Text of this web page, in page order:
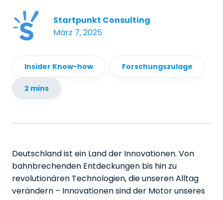
Startpunkt Consulting
März 7, 2025
Insider Know-how Forschungszulage
2 mins
Deutschland ist ein Land der Innovationen. Von
bahnbrechenden Entdeckungen bis hin zu
revolutionären Technologien, die unseren Alltag
verändern – Innovationen sind der Motor unseres